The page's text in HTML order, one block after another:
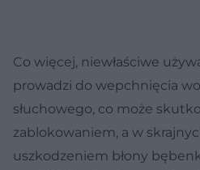
Co więcej, niewłaściwe
prowadzi do wepchnięcia
słuchowego, co może
zablokowaniem, a w
uszkodzeniem błony